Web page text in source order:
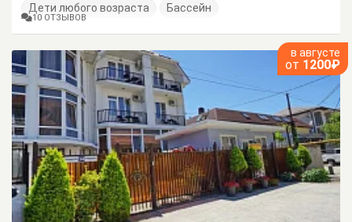
Дети любого возраста
Бассейн
10 ОТЗЫВОВ
в августе
от 1200₽